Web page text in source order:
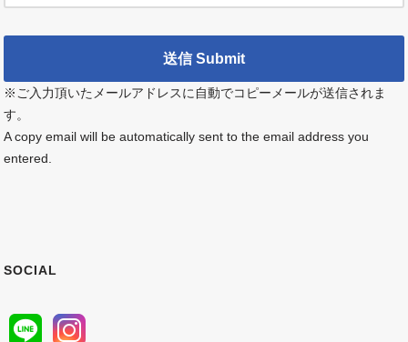
※ご入力頂いたメールアドレスに自動でコピーメールが送信されま
す。
A copy email will be automatically sent to the email address you
entered.
SOCIAL